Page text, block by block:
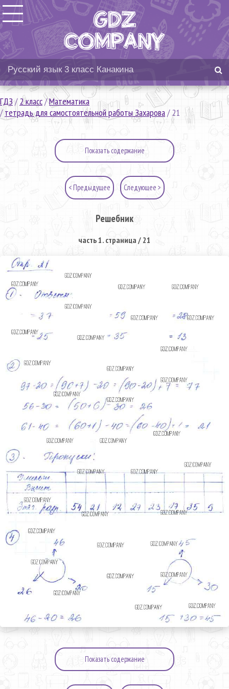
ГДЗ/2 класс/Математика
/тетрадь для самостоятельной работы Захарова/21
Показать содержание
< Предыдущее Следующее >
Решебник
часть 1. страница / 21
Показать содержание